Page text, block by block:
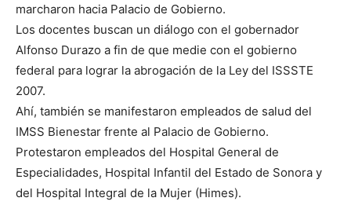
marcharon hacia Palacio de Gobierno.
Los docentes buscan un diálogo con el gobernador
Alfonso Durazo a fin de que medie con el gobierno
federal para lograr la abrogación de la Ley del ISSSTE
2007.
Ahí, también se manifestaron empleados de salud del
IMSS Bienestar frente al Palacio de Gobierno.
Protestaron empleados del Hospital General de
Especialidades, Hospital Infantil del Estado de Sonora y
del Hospital Integral de la Mujer (Himes).